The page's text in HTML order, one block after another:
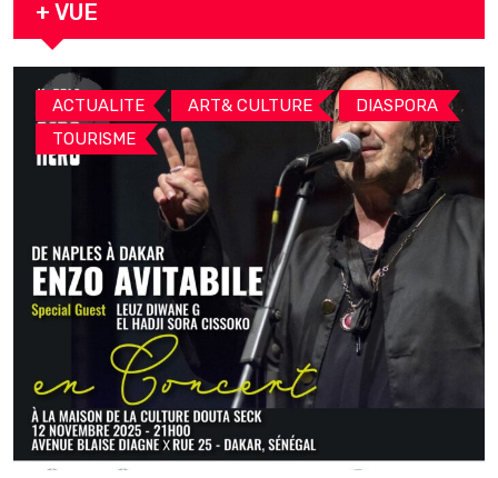
+ VUE
ACTUALITE , ART& CULTURE , DIASPORA ,
TOURISME